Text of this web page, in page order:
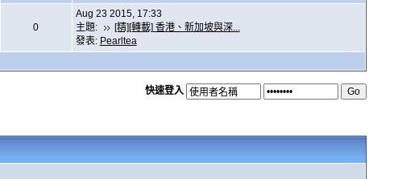
0
Aug 23 2015, 17:33
主題:
[精][轉載] 香港、新加坡與深...
發表: Pearltea
快速登入